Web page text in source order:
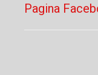
Pagina